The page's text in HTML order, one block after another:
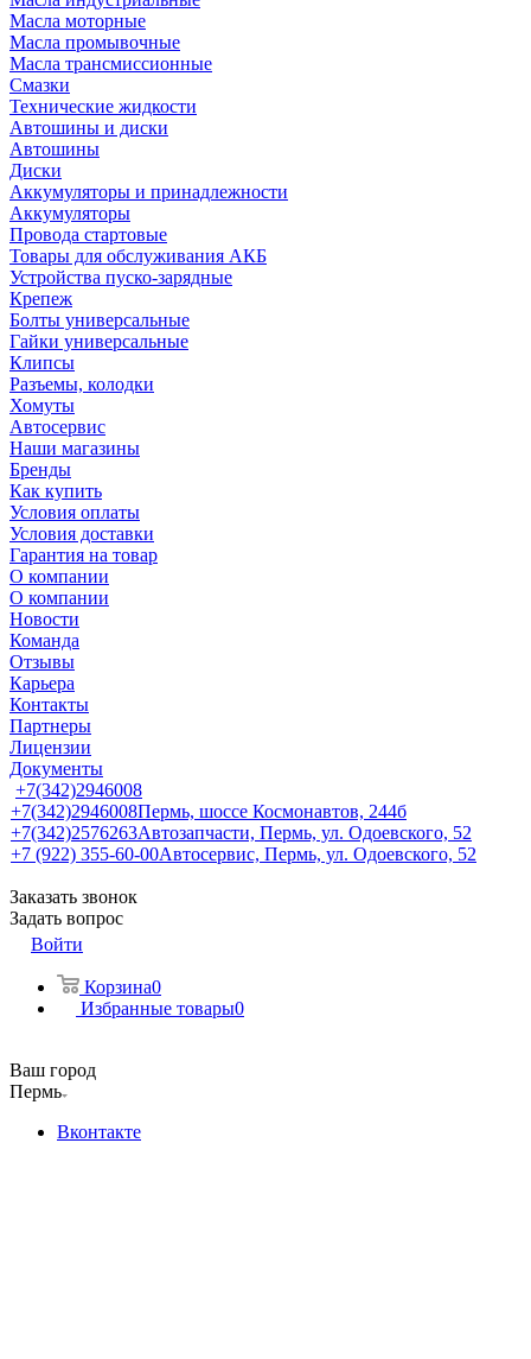
Масла моторные
Масла промывочные
Масла трансмиссионные
Смазки
Технические жидкости
Автошины и диски
Автошины
Диски
Аккумуляторы и принадлежности
Аккумуляторы
Провода стартовые
Товары для обслуживания АКБ
Устройства пуско-зарядные
Крепеж
Болты универсальные
Гайки универсальные
Клипсы
Разъемы, колодки
Хомуты
Автосервис
Наши магазины
Бренды
Как купить
Условия оплаты
Условия доставки
Гарантия на товар
О компании
О компании
Новости
Команда
Отзывы
Карьера
Контакты
Партнеры
Лицензии
Документы
+7(342)2946008
+7(342)2946008Пермь, шоссе Космонавтов, 244б
+7(342)2576263Автозапчасти, Пермь, ул. Одоевского, 52
+7 (922) 355-60-00Автосервис, Пермь, ул. Одоевского, 52
Заказать звонок
Задать вопрос
Войти
Корзина0
Избранные товары0
Ваш город
Пермь
Вконтакте